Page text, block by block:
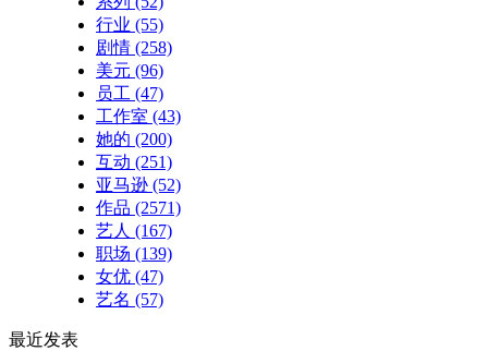
行业 (55)
剧情 (258)
美元 (96)
员工 (47)
工作室 (43)
她的 (200)
互动 (251)
亚马逊 (52)
作品 (2571)
艺人 (167)
职场 (139)
女优 (47)
艺名 (57)
最近发表